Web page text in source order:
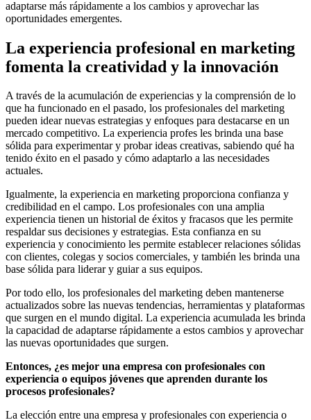
adaptarse más rápidamente a los cambios y aprovechar las
oportunidades emergentes.
La experiencia profesional en marketing
fomenta la creatividad y la innovación
A través de la acumulación de experiencias y la comprensión de lo
que ha funcionado en el pasado, los profesionales del marketing
pueden idear nuevas estrategias y enfoques para destacarse en un
mercado competitivo. La experiencia profes les brinda una base
sólida para experimentar y probar ideas creativas, sabiendo qué ha
tenido éxito en el pasado y cómo adaptarlo a las necesidades
actuales.
Igualmente, la experiencia en marketing proporciona confianza y
credibilidad en el campo. Los profesionales con una amplia
experiencia tienen un historial de éxitos y fracasos que les permite
respaldar sus decisiones y estrategias. Esta confianza en su
experiencia y conocimiento les permite establecer relaciones sólidas
con clientes, colegas y socios comerciales, y también les brinda una
base sólida para liderar y guiar a sus equipos.
Por todo ello, los profesionales del marketing deben mantenerse
actualizados sobre las nuevas tendencias, herramientas y plataformas
que surgen en el mundo digital. La experiencia acumulada les brinda
la capacidad de adaptarse rápidamente a estos cambios y aprovechar
las nuevas oportunidades que surgen.
Entonces, ¿es mejor una empresa con profesionales con
experiencia o equipos jóvenes que aprenden durante los
procesos profesionales?
La elección entre una empresa y profesionales con experiencia o